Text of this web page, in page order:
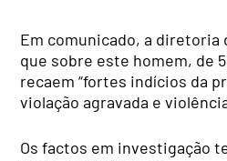
Em comunicado, a diretoria
que sobre este homem, de
recaem “fortes indícios da
violação agravada e
Os factos em investigação